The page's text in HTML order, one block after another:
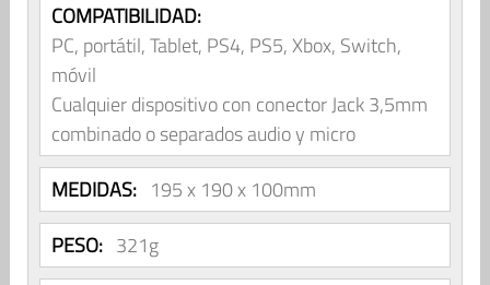
COMPATIBILIDAD:
PC, portátil, Tablet, PS4, PS5, Xbox, Switch,
móvil
Cualquier dispositivo con conector Jack 3,5mm
combinado o separados audio y micro
MEDIDAS: 195 x 190 x 100mm
PESO: 321g